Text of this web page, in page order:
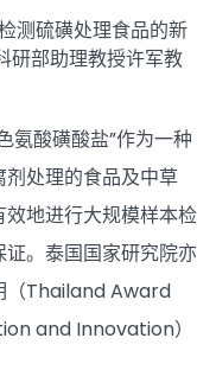
测硫磺处理食品的新
部助理教授许军教
氨酸磺酸盐”作为一种
处理的食品及中草
地进行大规模样本检
。泰国国家研究院亦
（Thailand Award
and Innovation）